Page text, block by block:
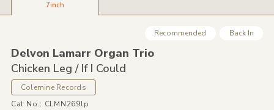
7inch
Recommended Back In
Delvon Lamarr Organ Trio
Chicken Leg /If I Could
Colemine Records
Cat No.: CLMN269lp